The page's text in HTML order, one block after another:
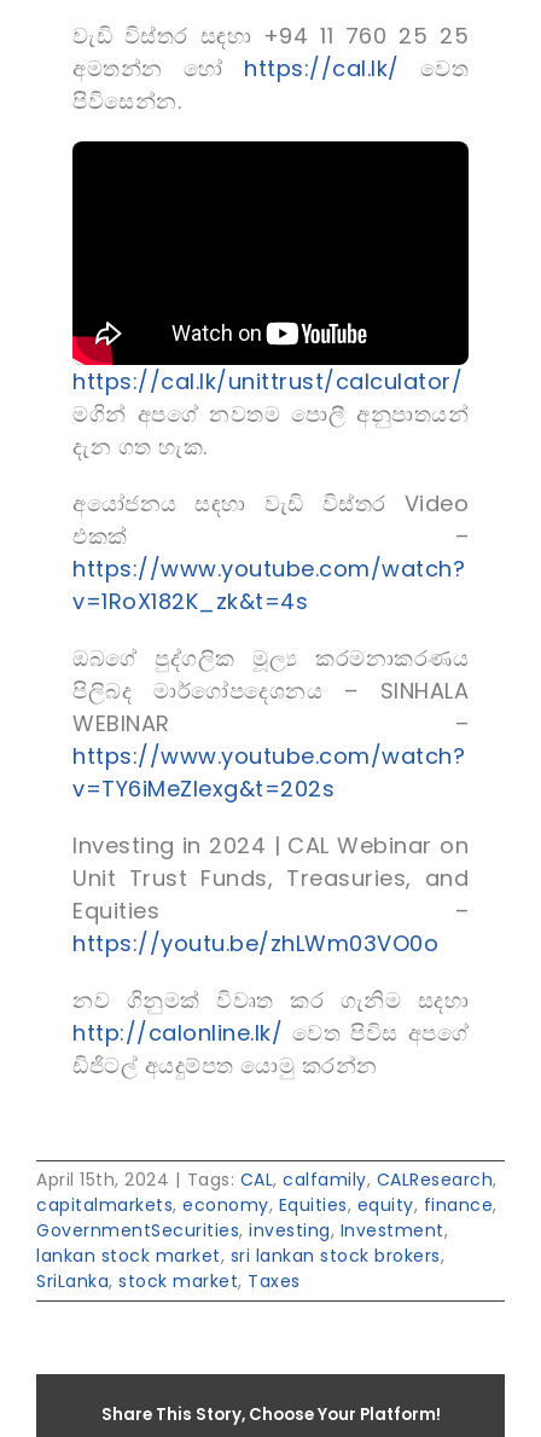
වැඩි විස්තර සඳහා +94 11 760 25 25
අමතන්න හෝ https://cal.lk/ වෙත
පිවිසෙන්න.
https://cal.lk/unittrust/calculator/
මගින් අපගේ නවතම පොලී අනුපාතයන්
දැන ගත හැක.
අයෝජනය සඳහා වැඩි විස්තර Video
එකක් –
https://www.youtube.com/watch?
v=1RoX182K_zk&t=4s
ඔබගේ පුද්ගලික මූල්‍ය කරමනාකරණය
පිලිබද මාර්ගෝපදෙශනය – SINHALA
WEBINAR –
https://www.youtube.com/watch?
v=TY6iMeZIexg&t=202s
Investing in 2024 | CAL Webinar on
Unit Trust Funds, Treasuries, and
Equities –
https://youtu.be/zhLWm03VO0o
නව ගිනුමක් විවෘත කර ගැනිම සදහා
http://calonline.lk/ වෙත පිවිස අපගේ
ඩිජිටල් අයදුම්පත යොමු කරන්න
April 15th, 2024 | Tags: CAL, calfamily, CALResearch,
capitalmarkets, economy, Equities, equity, finance,
GovernmentSecurities, investing, Investment,
lankan stock market, sri lankan stock brokers,
SriLanka, stock market, Taxes
Share This Story, Choose Your Platform!